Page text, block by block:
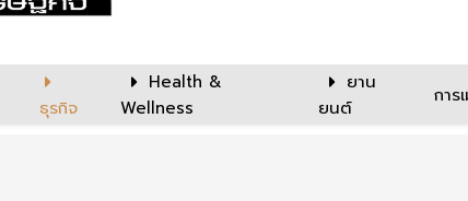
ธุรกิจ
Health &
Wellness
ยาน
ยนต์
การ